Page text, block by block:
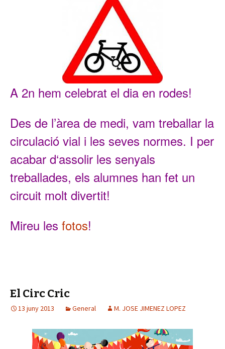
A 2n hem celebrat el dia en rodes!
Des de l’àrea de medi, vam treballar la
circulació vial i les seves normes. I per
acabar d‘assolir les senyals
treballades, els alumnes han fet un
circuit molt divertit!
Mireu les fotos!
El Circ Cric
13 juny 2013 General M. JOSE JIMENEZ LOPEZ